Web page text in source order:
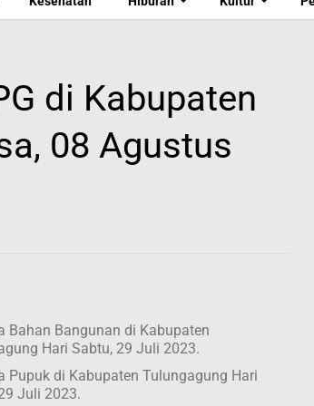
di Kabupaten
08 Agustus
Bahan Bangunan di Kabupaten
Hari Sabtu, 29 Juli 2023.
Pupuk di Kabupaten Tulungagung Hari
Juli 2023.